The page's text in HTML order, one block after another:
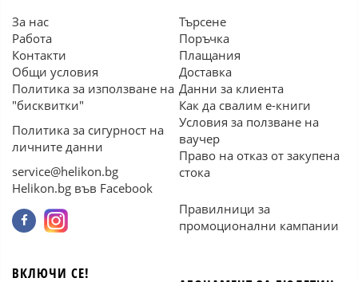
За нас
Работа
Контакти
Общи условия
Политика за използване на
"бисквитки"
Политика за сигурност на
личните данни
service@helikon.bg
Helikon.bg във Facebook
Търсене
Поръчка
Плащания
Доставка
Данни за клиента
Как да свалим е-книги
Условия за ползване на
ваучер
Право на отказ от закупена
стока
Правилници за
промоционални кампании
ВКЛЮЧИ СЕ!